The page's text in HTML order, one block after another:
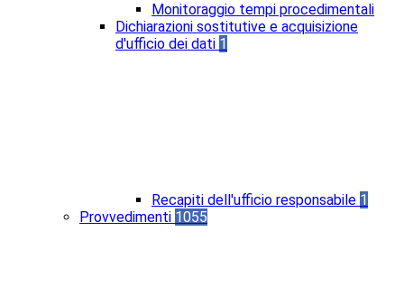
Monitoraggio tempi procedimentali
Dichiarazioni sostitutive e acquisizione
d'ufficio dei dati 1
Recapiti dell'ufficio responsabile 1
Provvedimenti 1055